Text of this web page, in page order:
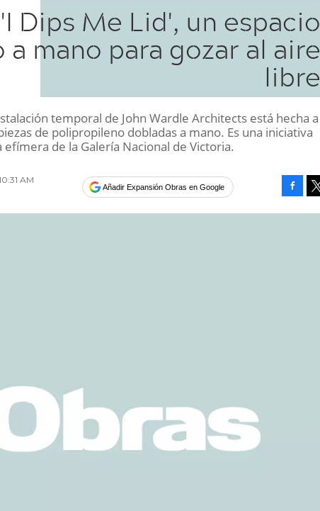
'I Dips Me Lid', un espacio
a mano para gozar al aire
libre
temporal de John Wardle Architects está hecha a
de polipropileno dobladas a mano. Es una iniciativa
de la Galería Nacional de Victoria.
AM
Añadir Expansión Obras en Google